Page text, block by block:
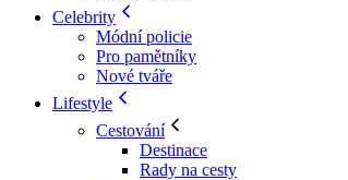
Celebrity
Módní policie
Pro pamětníky
Nové tváře
Lifestyle
Cestování
Destinace
Rady na cesty